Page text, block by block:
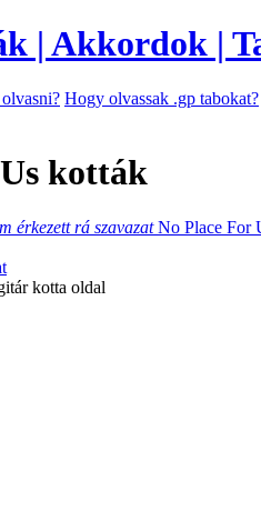
Hogy olvassak .gp tabokat?
kották
érkezett rá szavazatNo Place For
kotta oldal